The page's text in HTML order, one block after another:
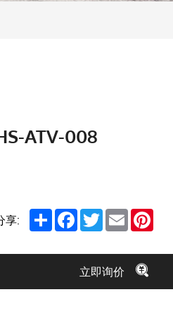
ATV-008
享: Share FacebookTwitterEmail
立即询价